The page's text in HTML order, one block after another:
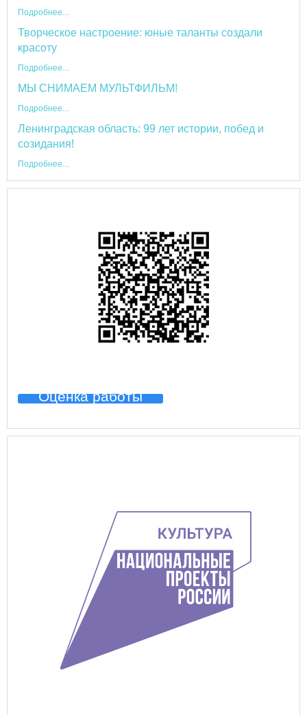
Подробнее...
Творческое настроение: юные таланты создали
красоту
Подробнее...
МЫ СНИМАЕМ МУЛЬТФИЛЬМ!
Подробнее...
Ленинградская область: 99 лет истории, побед и
созидания!
Подробнее...
Оценка работы